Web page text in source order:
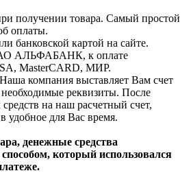
получении товара. Самый простой
оплаты.
банковской картой на сайте.
АО АЛЬФАБАНК, к оплате
MasterCARD, МИР.
компания выставляет Вам счет
реквизиты. После
на наш расчетный счет,
удобное для Вас время.
денежные средства
который использовался